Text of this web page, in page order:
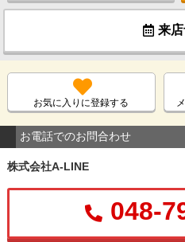
来
お気に入りに登録する
お電話でのお問合わせ
株式会社A-LINE
048-